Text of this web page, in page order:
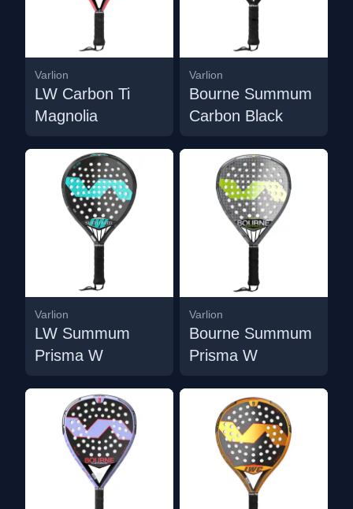
Varlion
LW Carbon Ti
Magnolia
Varlion
Bourne Summum
Carbon Black
Varlion
LW Summum
Prisma W
Varlion
Bourne Summum
Prisma W